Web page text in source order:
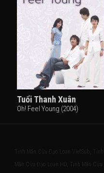
Tuổi Thanh Xuân
Oh! Feel Young (2004)
Tinh Mãn Cửu Đạo Loan VietSub,
Mãn Cửu Đạo Loan HD, Tinh Mãn